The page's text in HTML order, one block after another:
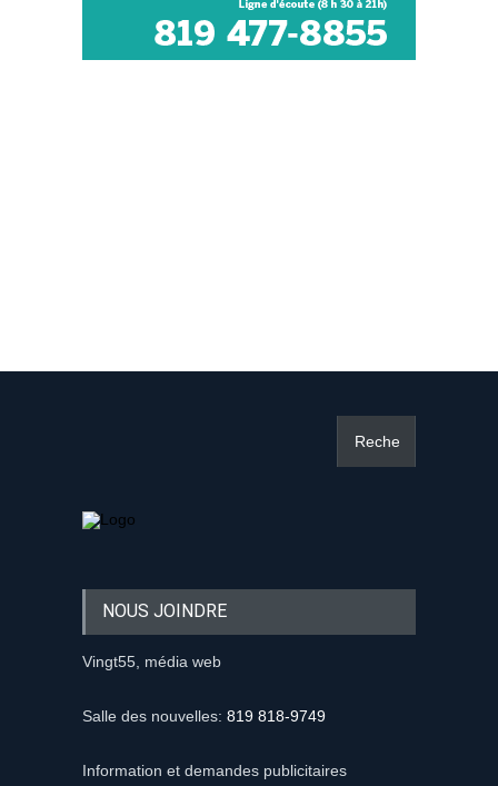
NOUS JOINDRE
Vingt55, média web
Salle des nouvelles: 819 818-9749
Information et demandes publicitaires